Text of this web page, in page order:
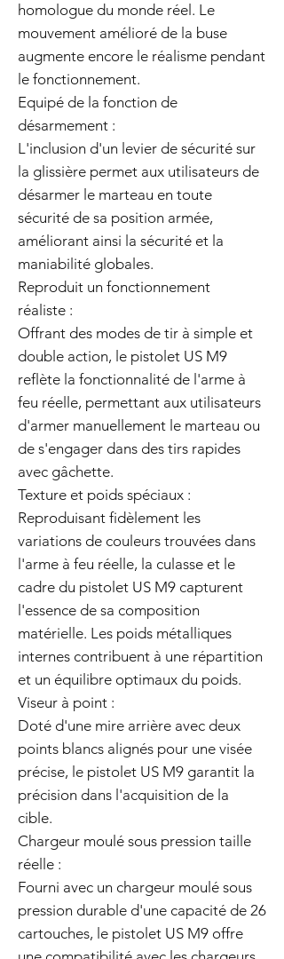
homologue du monde réel. Le
mouvement amélioré de la buse
augmente encore le réalisme pendant
le fonctionnement.
Equipé de la fonction de
désarmement :
L'inclusion d'un levier de sécurité sur
la glissière permet aux utilisateurs de
désarmer le marteau en toute
sécurité de sa position armée,
améliorant ainsi la sécurité et la
maniabilité globales.
Reproduit un fonctionnement
réaliste :
Offrant des modes de tir à simple et
double action, le pistolet US M9
reflète la fonctionnalité de l'arme à
feu réelle, permettant aux utilisateurs
d'armer manuellement le marteau ou
de s'engager dans des tirs rapides
avec gâchette.
Texture et poids spéciaux :
Reproduisant fidèlement les
variations de couleurs trouvées dans
l'arme à feu réelle, la culasse et le
cadre du pistolet US M9 capturent
l'essence de sa composition
matérielle. Les poids métalliques
internes contribuent à une répartition
et un équilibre optimaux du poids.
Viseur à point :
Doté d'une mire arrière avec deux
points blancs alignés pour une visée
précise, le pistolet US M9 garantit la
précision dans l'acquisition de la
cible.
Chargeur moulé sous pression taille
réelle :
Fourni avec un chargeur moulé sous
pression durable d'une capacité de 26
cartouches, le pistolet US M9 offre